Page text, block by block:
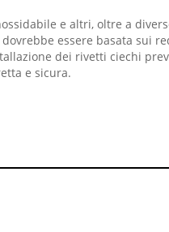
e altri, oltre a
essere basata sui
dei rivetti ciechi
e sicura.